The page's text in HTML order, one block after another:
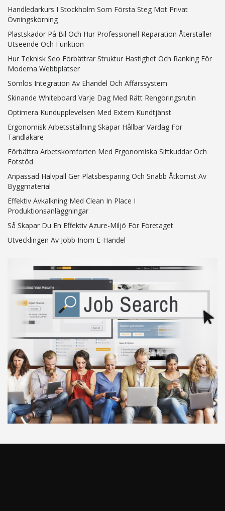
Handledarkurs I Stockholm Som Första Steg Mot Privat
Övningskörning
Plastskador På Bil Och Hur Professionell Reparation Återställer
Utseende Och Funktion
Hur Teknisk Seo Förbättrar Struktur Hastighet Och Ranking För
Moderna Webbplatser
Sömlös Integration Av Ehandel Och Affärssystem
Skinande Whiteboard Varje Dag Med Rätt Rengöringsrutin
Optimera Kundupplevelsen Med Extern Kundtjänst
Ergonomisk Arbetsställning Skapar Hållbar Vardag För
Tandläkare
Förbättra Arbetskomforten Med Ergonomiska Sittkuddar Och
Fotstöd
Anpassad Halvpall Ger Platsbesparing Och Snabb Åtkomst Av
Byggmaterial
Effektiv Avkalkning Med Clean In Place I
Produktionsanläggningar
Så Skapar Du En Effektiv Azure-Miljö För Företaget
Utvecklingen Av Jobb Inom E-Handel